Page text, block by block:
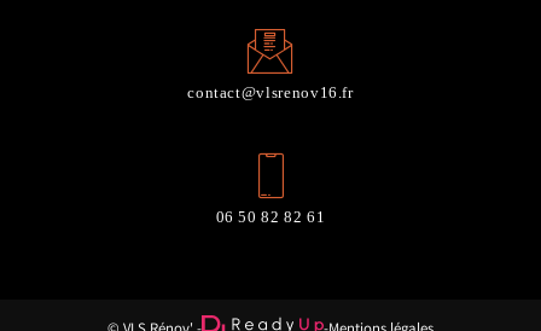
contact@vlsrenov16.fr
06 50 82 82 61